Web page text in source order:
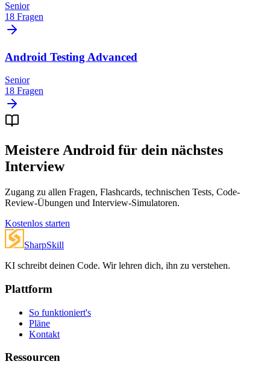
Senior
18 Fragen
Android Testing Advanced
Senior
18 Fragen
Meistere Android für dein nächstes
Interview
Zugang zu allen Fragen, Flashcards, technischen Tests, Code-
Review-Übungen und Interview-Simulatoren.
Kostenlos starten
SharpSkill
KI schreibt deinen Code. Wir lehren dich, ihn zu verstehen.
Plattform
So funktioniert's
Pläne
Kontakt
Ressourcen